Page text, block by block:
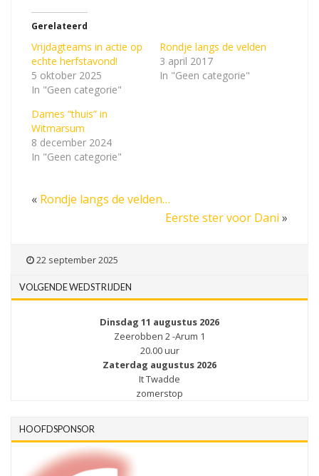
Gerelateerd
Vrijdagteams in actie op
echte herfstavond!
5 oktober 2025
In "Geen categorie"
Rondje langs de velden
3 april 2017
In "Geen categorie"
Dames “thuis” in
Witmarsum
8 december 2024
In "Geen categorie"
« Rondje langs de velden…
Eerste ster voor Dani »
22 september 2025
VOLGENDE WEDSTRIJDEN
Dinsdag 11 augustus 2026
Zeerobben 2 -Arum 1
20.00 uur
Zaterdag augustus 2026
It Twadde
zomerstop
HOOFDSPONSOR